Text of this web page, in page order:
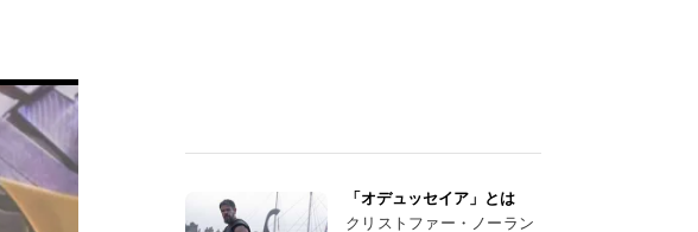
「オデュッセイア」とは
クリストファー・ノーラン